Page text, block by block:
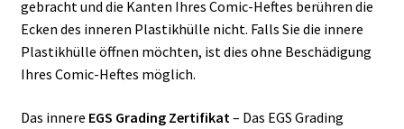
gebracht und die Kanten Ihres Comic-Heftes berühren die
Ecken des inneren Plastikhülle nicht. Falls Sie die innere
Plastikhülle öffnen möchten, ist dies ohne Beschädigung
Ihres Comic-Heftes möglich.
Das innere EGS Grading Zertifikat – Das EGS Grading